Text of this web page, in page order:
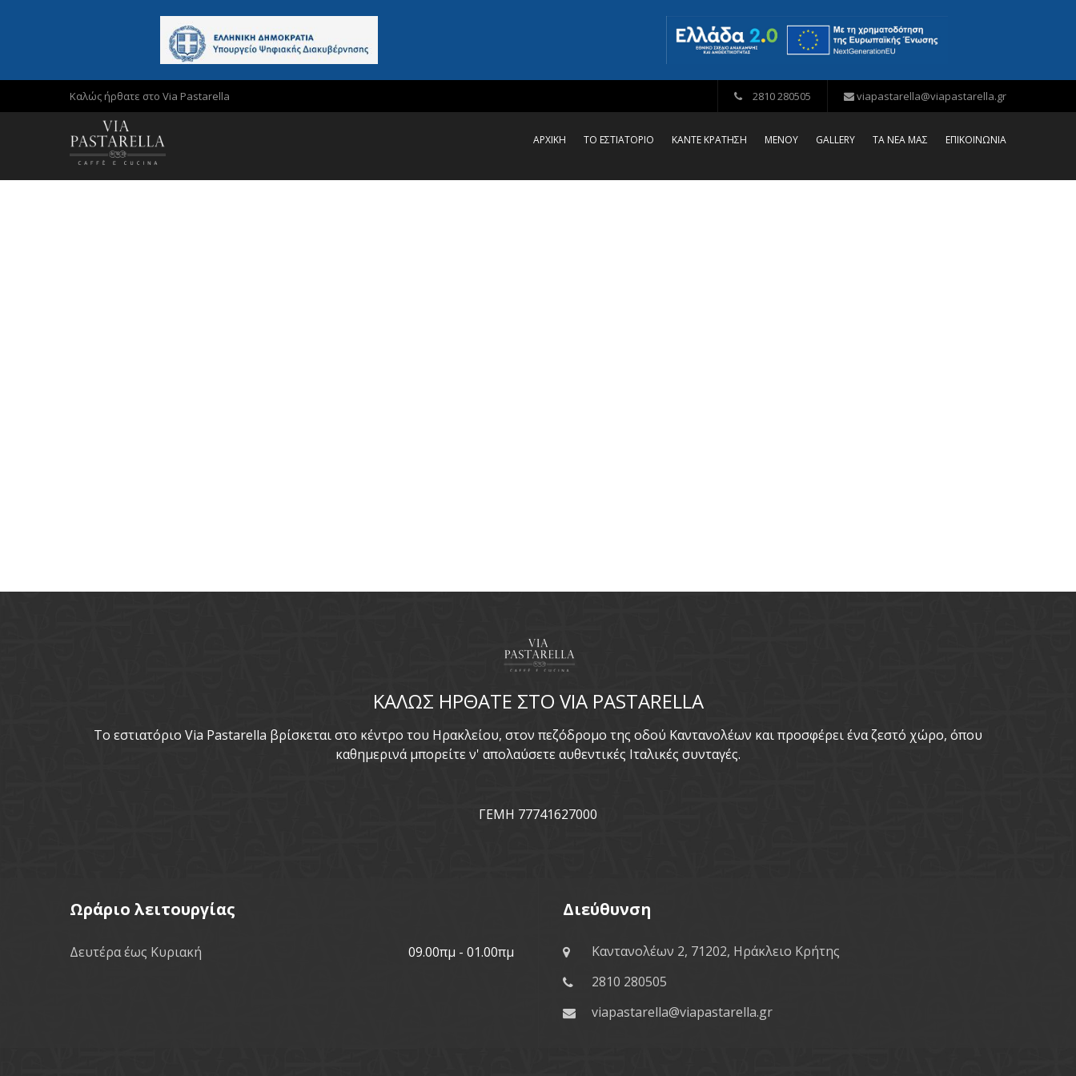
Καλώς ήρθατε στο Via Pastarella 2810 280505 viapastarella@viapastarella.gr
ΑΡΧΙΚΗ ΤΟ ΕΣΤΙΑΤΟΡΙΟ ΚΑΝΤΕ ΚΡΑΤΗΣΗ ΜΕΝΟΥ GALLERY ΤΑ ΝΕΑ ΜΑΣ ΕΠΙΚΟΙΝΩΝΙΑ
ΚΑΛΩΣ ΗΡΘΑΤΕ ΣΤΟ VIA PASTARELLA
To εστιατόριο Via Pastarella βρίσκεται στο κέντρο του Ηρακλείου, στον πεζόδρομο της οδού Καντανολέων και προσφέρει ένα ζεστό χώρο, όπου
καθημερινά μπορείτε ν' απολαύσετε αυθεντικές Ιταλικές συνταγές.
ΓΕΜΗ 77741627000
Ωράριο λειτουργίας
Δευτέρα έως Κυριακή 09.00πμ - 01.00πμ
Διεύθυνση
Καντανολέων 2, 71202, Ηράκλειο Κρήτης
2810 280505
viapastarella@viapastarella.gr